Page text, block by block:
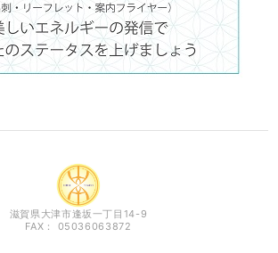
滋賀県大津市逢坂一丁目14-9
FAX： 05036063872